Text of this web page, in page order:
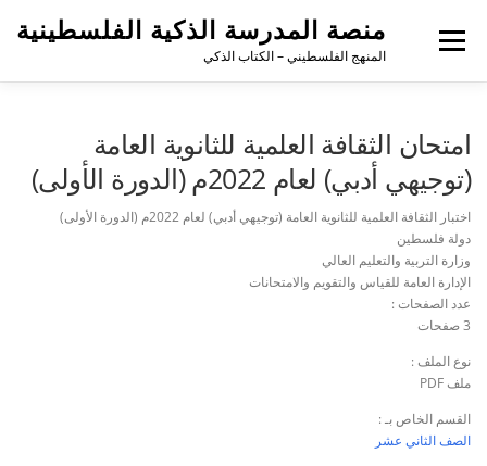
منصة المدرسة الذكية الفلسطينية
المنهج الفلسطيني – الكتاب الذكي
القائمة
امتحان الثقافة العلمية للثانوية العامة
(توجيهي أدبي) لعام 2022م (الدورة الأولى)
اختبار الثقافة العلمية للثانوية العامة (توجيهي أدبي) لعام 2022م (الدورة الأولى)
دولة فلسطين
وزارة التربية والتعليم العالي
الإدارة العامة للقياس والتقويم والامتحانات
عدد الصفحات :
3 صفحات
نوع الملف :
ملف PDF
القسم الخاص بـ :
الصف الثاني عشر